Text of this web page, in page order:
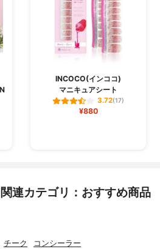
INCOCO(インココ)
マニキュアシート
3.72(17)
¥880
連カテゴリ：おすすめ商品
チーク コンシーラー